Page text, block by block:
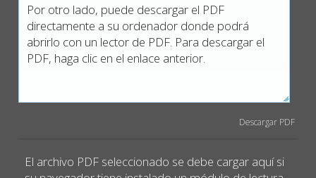
Por otro lado, puede descargar el PDF
directamente a su ordenador donde podrá
abrirlo con un lector de PDF. Para descargar el
PDF, haga clic en el enlace anterior.
Descargar PDF
El archivo PDF seleccionado se debe cargar aquí si